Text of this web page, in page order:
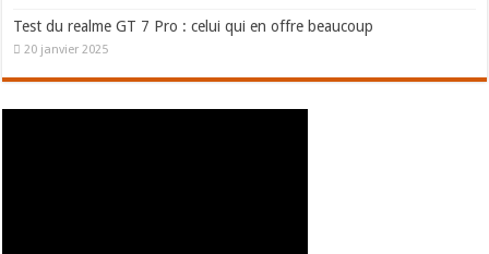
Test du realme GT 7 Pro : celui qui en offre beaucoup
20 janvier 2025